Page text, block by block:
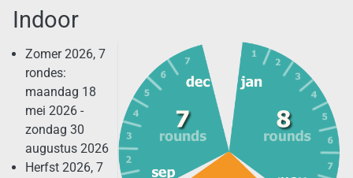
Indoor
Zomer 2026, 7
rondes:
maandag 18
mei 2026 -
zondag 30
augustus 2026
Herfst 2026, 7